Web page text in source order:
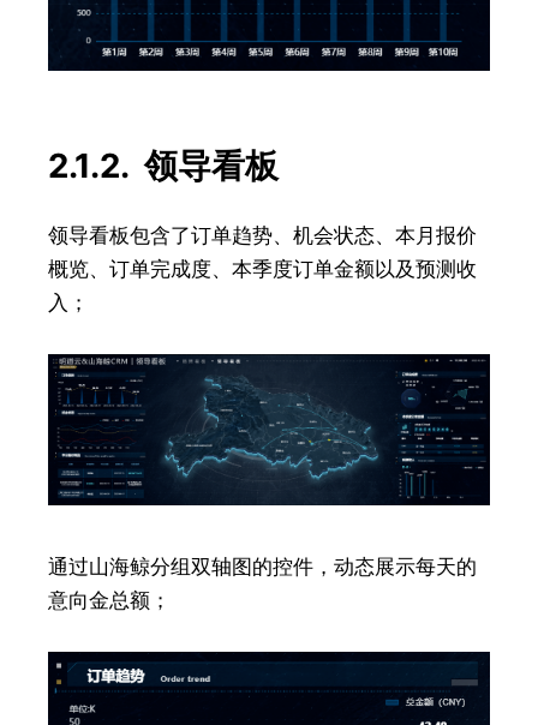
2.1.2. 领导看板
领导看板包含了订单趋势、机会状态、本月报价
概览、订单完成度、本季度订单金额以及预测收
入；
通过山海鲸分组双轴图的控件，动态展示每天的
意向金总额；